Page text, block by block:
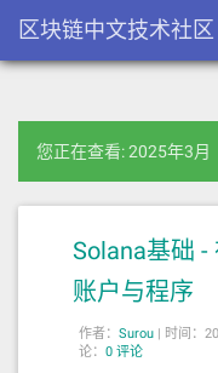
区块链中文技术社区
您正在查看: 2025年3月
Solana基础 -
账户与程序
作者： Surou | 时间：
论： 0 评论